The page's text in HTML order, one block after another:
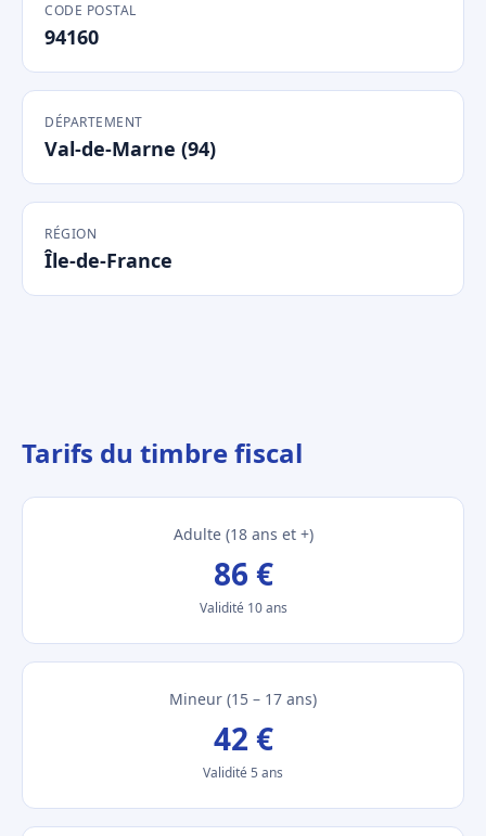
CODE POSTAL
94160
DÉPARTEMENT
Val-de-Marne (94)
RÉGION
Île-de-France
Tarifs du timbre fiscal
Adulte (18 ans et +)
86 €
Validité 10 ans
Mineur (15 – 17 ans)
42 €
Validité 5 ans